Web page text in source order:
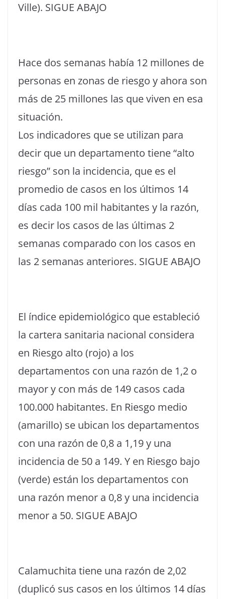
Ville). SIGUE ABAJO
Hace dos semanas había 12 millones de
personas en zonas de riesgo y ahora son
más de 25 millones las que viven en esa
situación.
Los indicadores que se utilizan para
decir que un departamento tiene “alto
riesgo” son la incidencia, que es el
promedio de casos en los últimos 14
días cada 100 mil habitantes y la razón,
es decir los casos de las últimas 2
semanas comparado con los casos en
las 2 semanas anteriores. SIGUE ABAJO
El índice epidemiológico que estableció
la cartera sanitaria nacional considera
en Riesgo alto (rojo) a los
departamentos con una razón de 1,2 o
mayor y con más de 149 casos cada
100.000 habitantes. En Riesgo medio
(amarillo) se ubican los departamentos
con una razón de 0,8 a 1,19 y una
incidencia de 50 a 149. Y en Riesgo bajo
(verde) están los departamentos con
una razón menor a 0,8 y una incidencia
menor a 50. SIGUE ABAJO
Calamuchita tiene una razón de 2,02
(duplicó sus casos en los últimos 14 días